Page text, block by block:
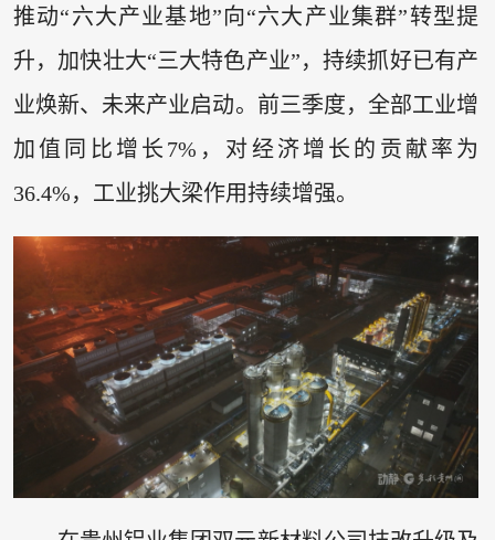
推动“六大产业基地”向“六大产业集群”转型提
升，加快壮大“三大特色产业”，持续抓好已有产
业焕新、未来产业启动。前三季度，全部工业增
加值同比增长7%，对经济增长的贡献率为
36.4%，工业挑大梁作用持续增强。